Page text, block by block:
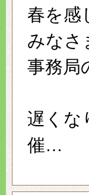
春を感
みなさ
事務局
遅くな
催…